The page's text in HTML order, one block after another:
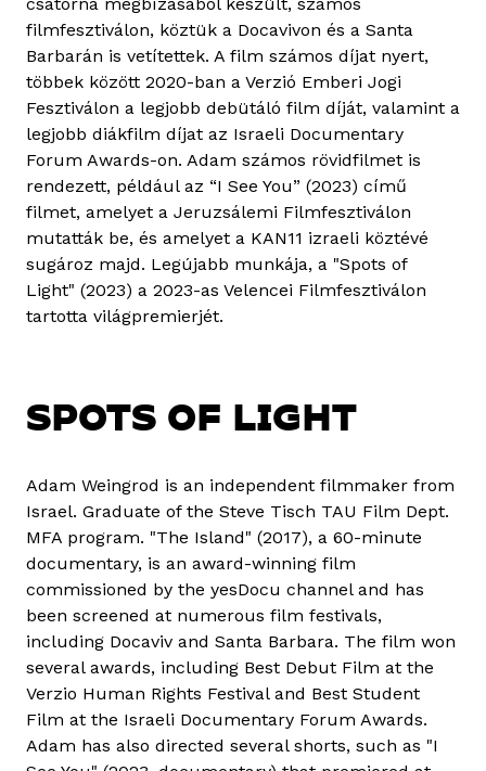
filmfesztiválon, köztük a Docavivon és a Santa
Barbarán is vetítettek. A film számos díjat nyert,
többek között 2020-ban a Verzió Emberi Jogi
Fesztiválon a legjobb debütáló film díját, valamint a
legjobb diákfilm díjat az Israeli Documentary
Forum Awards-on. Adam számos rövidfilmet is
rendezett, például az “I See You” (2023) című
filmet, amelyet a Jeruzsálemi Filmfesztiválon
mutatták be, és amelyet a KAN11 izraeli köztévé
sugároz majd. Legújabb munkája, a "Spots of
Light" (2023) a 2023-as Velencei Filmfesztiválon
tartotta világpremierjét.
SPOTS OF LIGHT
Adam Weingrod is an independent filmmaker from
Israel. Graduate of the Steve Tisch TAU Film Dept.
MFA program. "The Island" (2017), a 60-minute
documentary, is an award-winning film
commissioned by the yesDocu channel and has
been screened at numerous film festivals,
including Docaviv and Santa Barbara. The film won
several awards, including Best Debut Film at the
Verzio Human Rights Festival and Best Student
Film at the Israeli Documentary Forum Awards.
Adam has also directed several shorts, such as "I